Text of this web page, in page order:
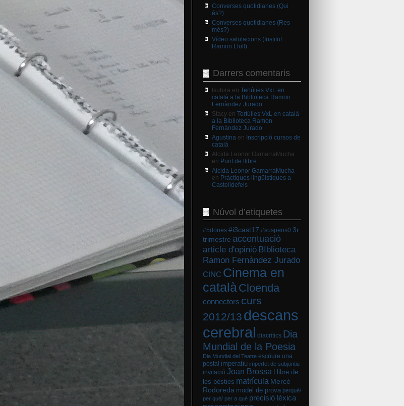
Converses quotidianes (Qui
és?)
Converses quotidianes (Res
més?)
Vídeo salutacions (Institut
Ramon Llull)
Darrers comentaris
lsubira en Tertúlies VxL en
català a la Biblioteca Ramon
Fernàndez Jurado
Stacyen Tertúlies VxL en català
a la Biblioteca Ramon
Fernàndez Jurado
Agustinaen Inscripció cursos de
català
Alcida Leonor GamarraMucha
en Punt de llibre
Alcida Leonor GamarraMucha
en Pràctiques lingüístiques a
Castelldefels
Núvol d’etiquetes
#5dones #i3cast17 #suspens0 3r
trimestre accentuació
article d'opinió BIblioteca
Ramon Fernàndez Jurado
CINC Cinema en
catalàCloenda
connectors curs
2012/13 descans
cerebral diacrítics Dia
Mundial de la Poesia
Dia Mundial del Teatre escriure una
postal imperatiu imperfet de subjuntiu
invitació Joan Brossa
Llibre de
les bèsties matrícula Mercè
Rodoreda model de prova perquè/
per què/ per a què precisió lèxica